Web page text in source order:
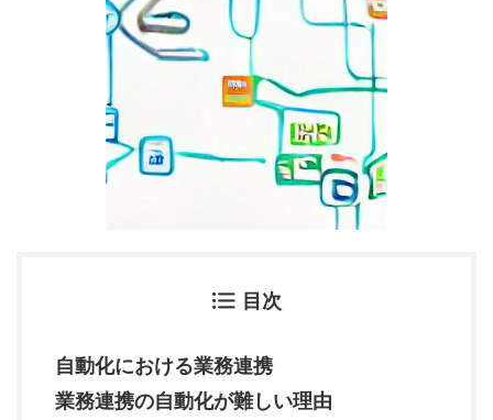
目次
自動化における業務連携
業務連携の自動化が難しい理由